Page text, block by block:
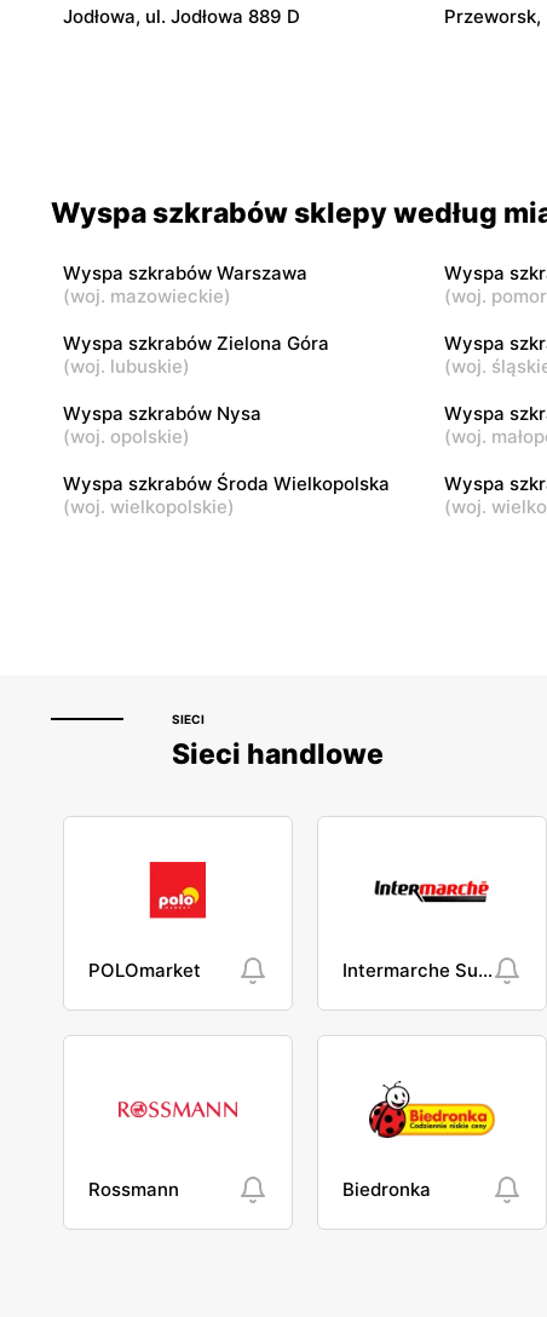
Jodłowa, ul. Jodłowa 889 D Przeworsk,
Prudnik, ul. Rynek 7 Nysa, ul.
Wyspa szkrabów
Nowogard, ul. 700 Lecia 27/28B
Wyspa szkrabów sklepy według
Wyspa szkrabów Warszawa
(woj. mazowieckie)
Wyspa
(woj.
Wyspa szkrabów Zielona Góra
(woj. lubuskie)
Wyspa
(woj.
Wyspa szkrabów Nysa
(woj. opolskie)
Wyspa
(woj.
Wyspa szkrabów Środa Wielkopolska
(woj. wielkopolskie)
Wyspa
(woj.
SIECI
Sieci handlowe
POLOmarket Intermarche Super
Rossmann Biedronka